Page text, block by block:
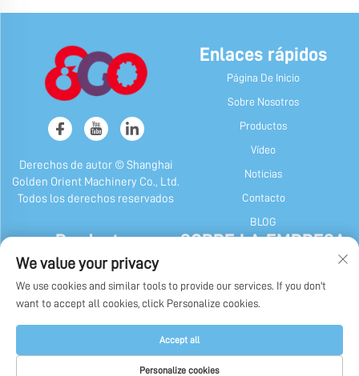
Derechos de autor © Shanghai
Golden Orient Machinery Co., Ltd.
Todos los derechos reservados
Enlaces rápidos
Página De Inicio
Sobre Nosotros
Productos
Vídeo
Noticias
Contacto
BLOG
Productos
Máquina de Caramelos y Chicle
Máquina De Chocolate
Máquina de Envase de Caramelos,
Otras Máquinas
SOBRE LA EMPRESA
Nuestra Historia
We value your privacy
We use cookies and similar tools to provide our services. If you don't
want to accept all cookies, click Personalize cookies.
Personalize cookies
Accept all